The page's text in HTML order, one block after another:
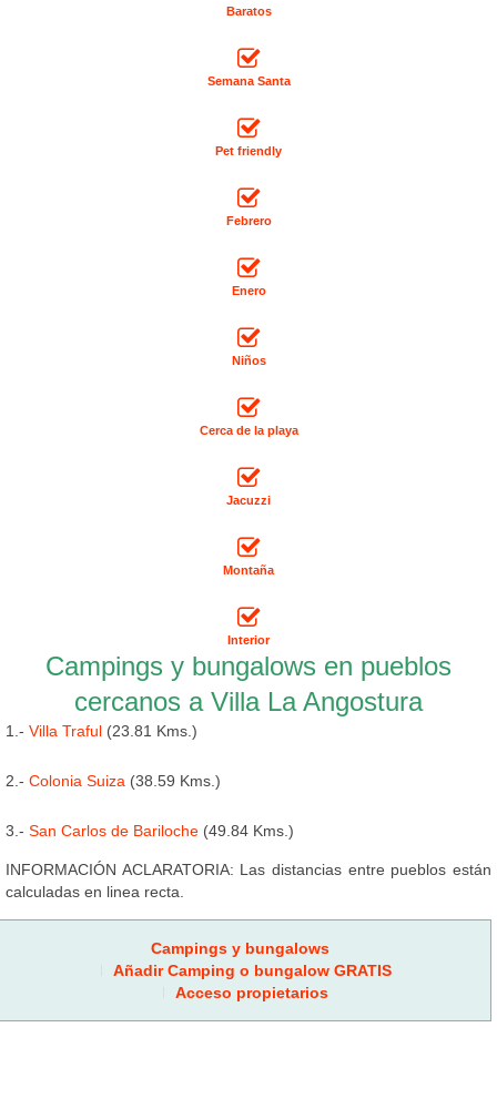
Baratos
Semana Santa
Pet friendly
Febrero
Enero
Niños
Cerca de la playa
Jacuzzi
Montaña
Interior
Campings y bungalows en pueblos
cercanos a Villa La Angostura
1.- Villa Traful (23.81 Kms.)
2.- Colonia Suiza (38.59 Kms.)
3.- San Carlos de Bariloche (49.84 Kms.)
INFORMACIÓN ACLARATORIA: Las distancias entre pueblos están
calculadas en linea recta.
Campings y bungalows
Añadir Camping o bungalow GRATIS
Acceso propietarios